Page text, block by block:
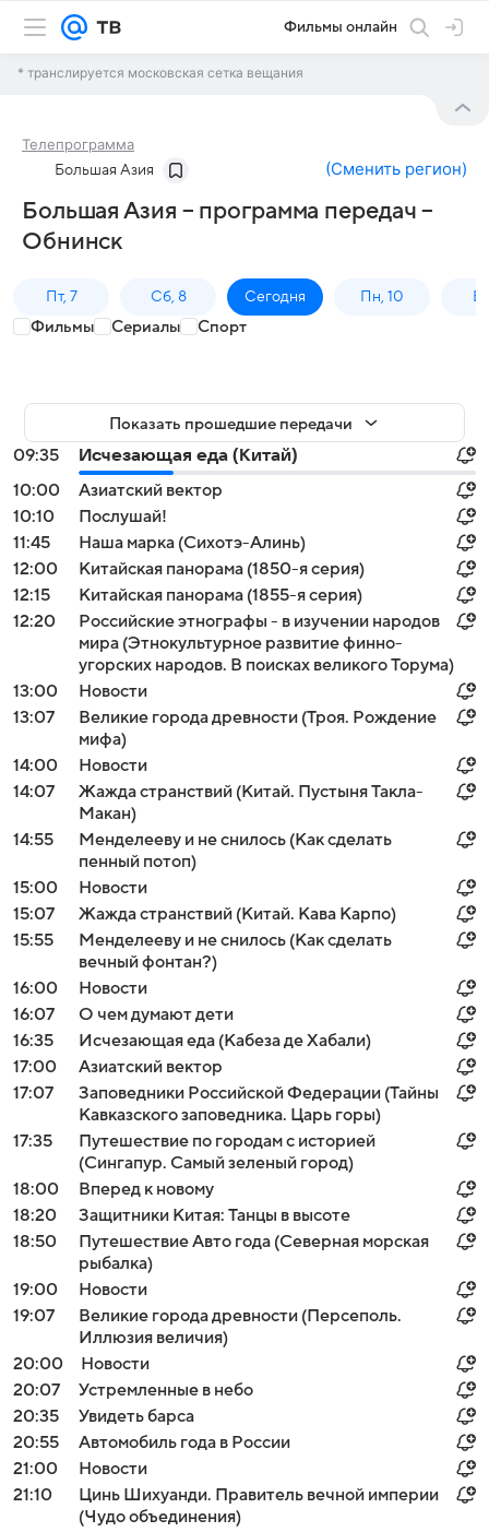
Фильмы онлайн
* транслируется московская сетка вещания
Телепрограмма
Большая Азия (Сменить регион)
Большая Азия – программа передач –
Обнинск
Пт, 7 Сб, 8 Сегодня Пн, 10
Фильмы Сериалы Спорт
Показать прошедшие передачи
09:35
Исчезающая еда (Китай)
10:00
Азиатский вектор
10:10
Послушай!
11:45
Наша марка (Сихотэ-Алинь)
12:00
Китайская панорама (1850-я серия)
12:15
Китайская панорама (1855-я серия)
12:20
Российские этнографы - в изучении народов
мира (Этнокультурное развитие финно-
угорских народов. В поисках великого Торума)
13:00
Новости
13:07
Великие города древности (Троя. Рождение
мифа)
14:00
Новости
14:07
Жажда странствий (Китай. Пустыня Такла-
Макан)
14:55
Менделееву и не снилось (Как сделать
пенный потоп)
15:00
Новости
15:07
Жажда странствий (Китай. Кава Карпо)
15:55
Менделееву и не снилось (Как сделать
вечный фонтан?)
16:00
Новости
16:07
О чем думают дети
16:35
Исчезающая еда (Кабеза де Хабали)
17:00
Азиатский вектор
17:07
Заповедники Российской Федерации (Тайны
Кавказского заповедника. Царь горы)
17:35
Путешествие по городам с историей
(Сингапур. Самый зеленый город)
18:00
Вперед к новому
18:20
Защитники Китая: Танцы в высоте
18:50
Путешествие Авто года (Северная морская
рыбалка)
19:00
Новости
19:07
Великие города древности (Персеполь.
Иллюзия величия)
20:00
Новости
20:07
Устремленные в небо
20:35
Увидеть барса
20:55
Автомобиль года в России
21:00
Новости
21:10
Цинь Шихуанди. Правитель вечной империи
(Чудо объединения)